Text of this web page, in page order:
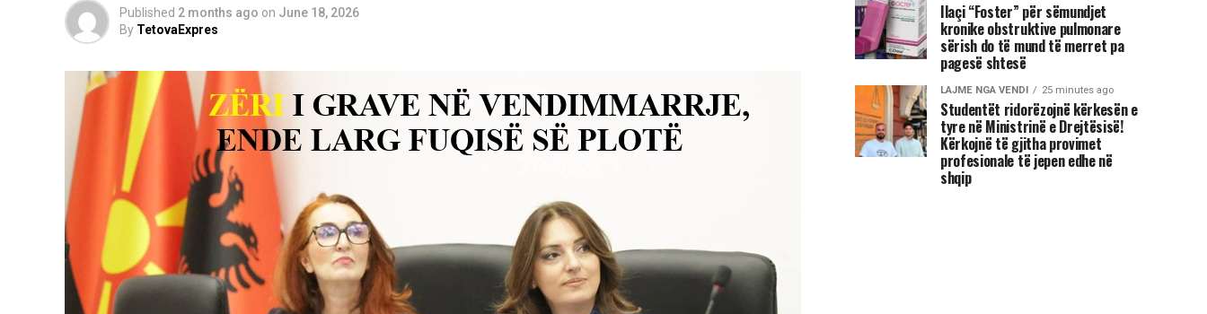
Published 2 months ago on June 18, 2026
By TetovaExpres
Ilaçi “Foster” për sëmundjet
kronike obstruktive pulmonare
sërish do të mund të merret pa
pagesë shtesë
LAJME NGA VENDI 25 minutes ago
Studentët ridorëzojnë kërkesën e
tyre në Ministrinë e Drejtësisë!
Kërkojnë të gjitha provimet
profesionale të jepen edhe në
shqip